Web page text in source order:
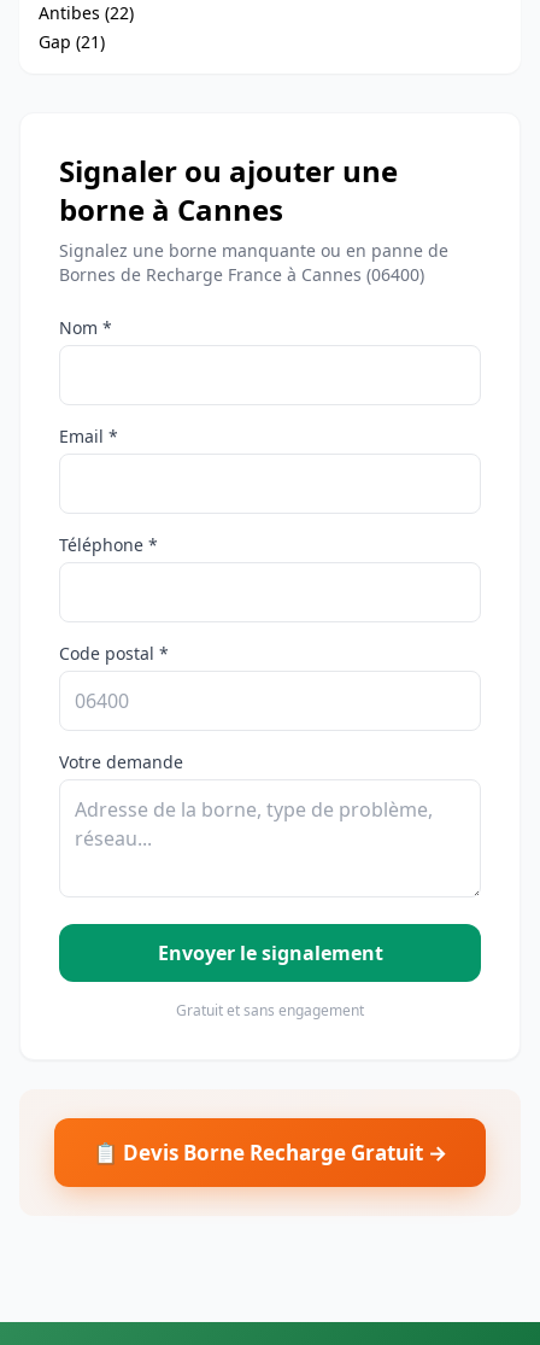
Antibes (22)
Gap (21)
Signaler ou ajouter une
borne à Cannes
Signalez une borne manquante ou en panne de
Bornes de Recharge France à Cannes (06400)
Nom *
Email *
Téléphone *
Code postal *
Votre demande
Envoyer le signalement
Gratuit et sans engagement
📋 Devis Borne Recharge Gratuit →